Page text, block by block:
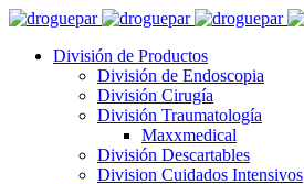
División de Productos
División de Endoscopia
División Cirugía
División Traumatología
Maxxmedical
División Descartables
Division Cuidados Intensivos